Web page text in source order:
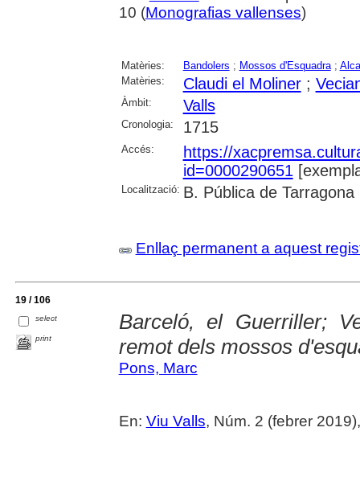
10 (Monografias vallenses)
Matèries: Bandolers ; Mossos d'Esquadra;
Matèries:
Claudi el Moliner;
Àmbit: Valls
Cronologia: 1715
Accés:
https://
id=0000290651
Localització: B. Pública de Tarragona
Enllaç permanent a aquest
19 / 106
select
print
Barceló, el Guerriller;
remot dels mossos
Pons, Marc
En: Viu Valls, Núm. 2 (febrer